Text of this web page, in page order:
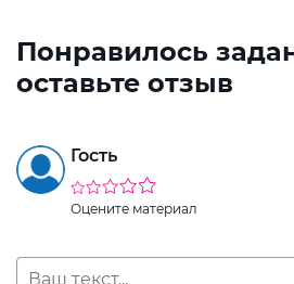
Понравилось
оставьте отзыв
Гость
Оцените материал